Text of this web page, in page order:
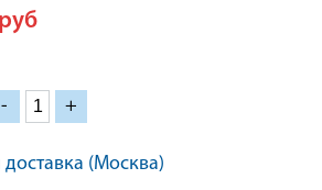
руб
- +
доставка (Москва)